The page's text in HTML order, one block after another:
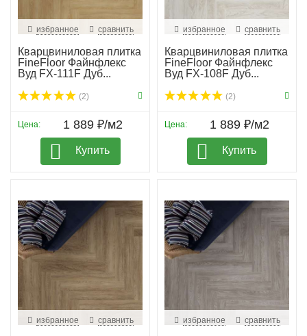
избранное сравнить
Кварцвиниловая плитка
FineFloor Файнфлекс
Вуд FX-111F Дуб...
(2)
Цена: 1 889 ₽/м2
Купить
избранное сравнить
Кварцвиниловая плитка
FineFloor Файнфлекс
Вуд FX-108F Дуб...
(2)
Цена: 1 889 ₽/м2
Купить
избранное сравнить избранное сравнить